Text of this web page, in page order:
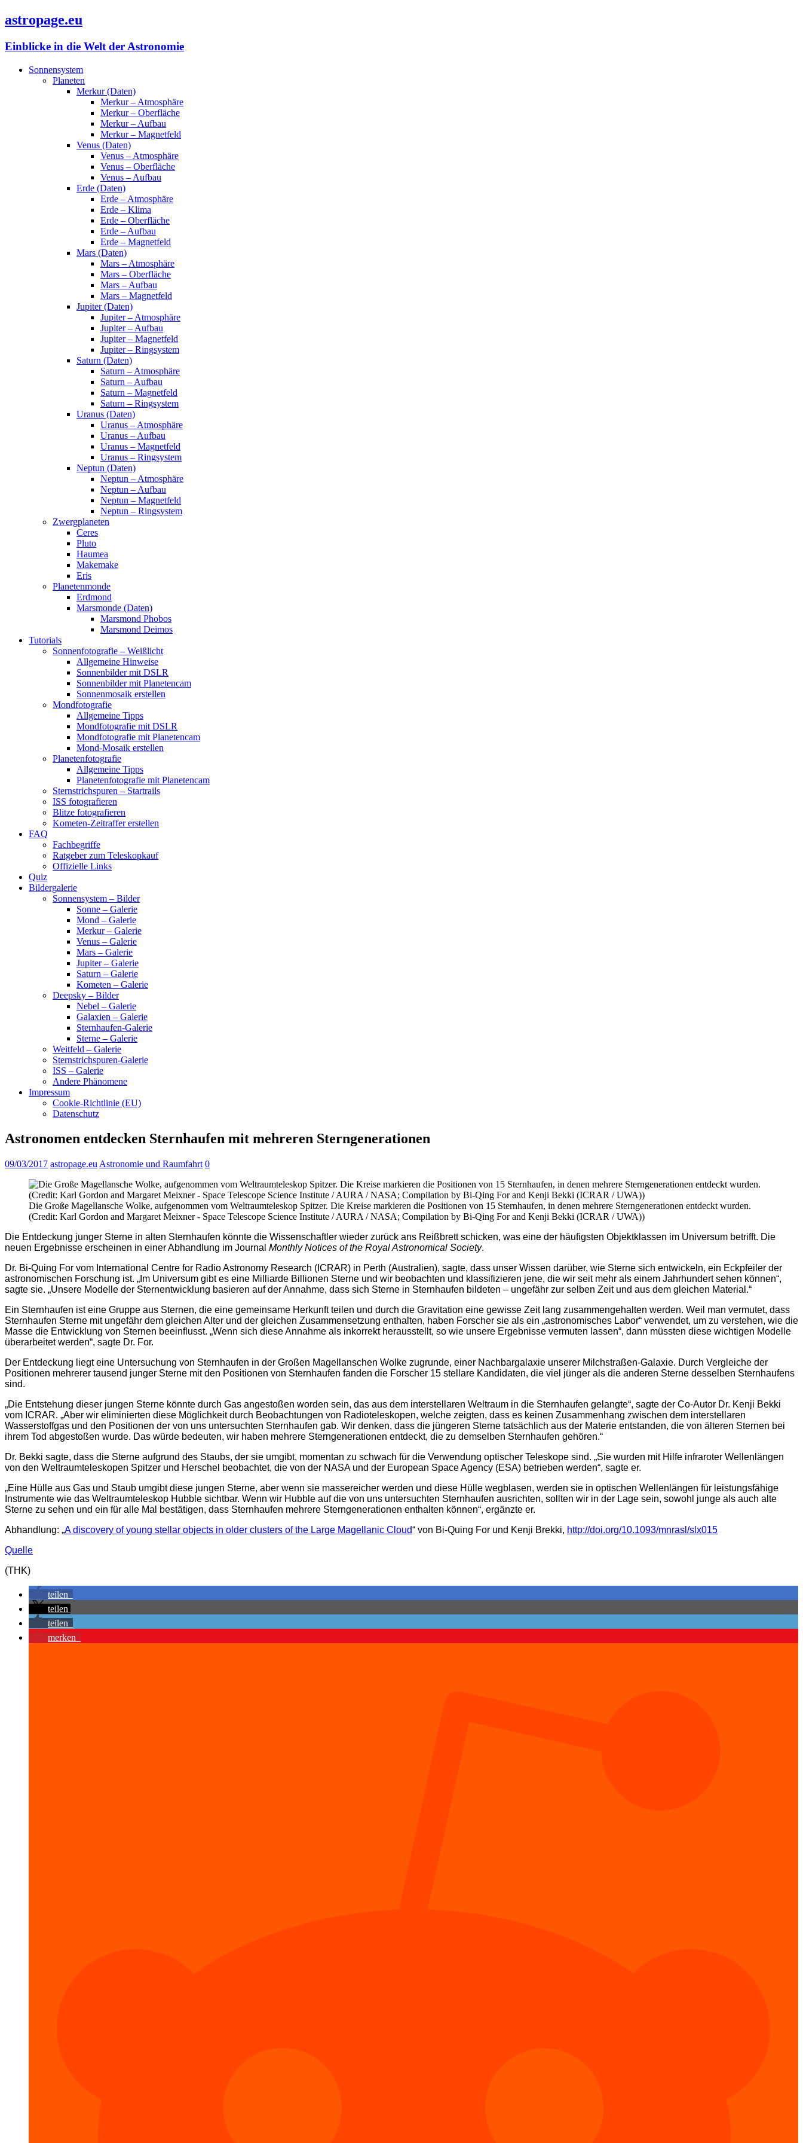
astropage.eu
Einblicke in die Welt der Astronomie
Sonnensystem
Planeten
Merkur (Daten)
Merkur – Atmosphäre
Merkur – Oberfläche
Merkur – Aufbau
Merkur – Magnetfeld
Venus (Daten)
Venus – Atmosphäre
Venus – Oberfläche
Venus – Aufbau
Erde (Daten)
Erde – Atmosphäre
Erde – Klima
Erde – Oberfläche
Erde – Aufbau
Erde – Magnetfeld
Mars (Daten)
Mars – Atmosphäre
Mars – Oberfläche
Mars – Aufbau
Mars – Magnetfeld
Jupiter (Daten)
Jupiter – Atmosphäre
Jupiter – Aufbau
Jupiter – Magnetfeld
Jupiter – Ringsystem
Saturn (Daten)
Saturn – Atmosphäre
Saturn – Aufbau
Saturn – Magnetfeld
Saturn – Ringsystem
Uranus (Daten)
Uranus – Atmosphäre
Uranus – Aufbau
Uranus – Magnetfeld
Uranus – Ringsystem
Neptun (Daten)
Neptun – Atmosphäre
Neptun – Aufbau
Neptun – Magnetfeld
Neptun – Ringsystem
Zwergplaneten
Ceres
Pluto
Haumea
Makemake
Eris
Planetenmonde
Erdmond
Marsmonde (Daten)
Marsmond Phobos
Marsmond Deimos
Tutorials
Sonnenfotografie – Weißlicht
Allgemeine Hinweise
Sonnenbilder mit DSLR
Sonnenbilder mit Planetencam
Sonnenmosaik erstellen
Mondfotografie
Allgemeine Tipps
Mondfotografie mit DSLR
Mondfotografie mit Planetencam
Mond-Mosaik erstellen
Planetenfotografie
Allgemeine Tipps
Planetenfotografie mit Planetencam
Sternstrichspuren – Startrails
ISS fotografieren
Blitze fotografieren
Kometen-Zeitraffer erstellen
FAQ
Fachbegriffe
Ratgeber zum Teleskopkauf
Offizielle Links
Quiz
Bildergalerie
Sonnensystem – Bilder
Sonne – Galerie
Mond – Galerie
Merkur – Galerie
Venus – Galerie
Mars – Galerie
Jupiter – Galerie
Saturn – Galerie
Kometen – Galerie
Deepsky – Bilder
Nebel – Galerie
Galaxien – Galerie
Sternhaufen-Galerie
Sterne – Galerie
Weitfeld – Galerie
Sternstrichspuren-Galerie
ISS – Galerie
Andere Phänomene
Impressum
Cookie-Richtlinie (EU)
Datenschutz
Astronomen entdecken Sternhaufen mit mehreren Sterngenerationen
09/03/2017 astropage.eu Astronomie und Raumfahrt 0
Die Große Magellansche Wolke, aufgenommen vom Weltraumteleskop Spitzer. Die Kreise markieren die Positionen von 15 Sternhaufen, in denen mehrere Sterngenerationen entdeckt wurden.
(Credit: Karl Gordon and Margaret Meixner - Space Telescope Science Institute / AURA / NASA; Compilation by Bi-Qing For and Kenji Bekki (ICRAR / UWA))
Die Entdeckung junger Sterne in alten Sternhaufen könnte die Wissenschaftler wieder zurück ans Reißbrett schicken, was eine der häufigsten Objektklassen im Universum betrifft. Die
neuen Ergebnisse erscheinen in einer Abhandlung im Journal Monthly Notices of the Royal Astronomical Society.
Dr. Bi-Quing For vom International Centre for Radio Astronomy Research (ICRAR) in Perth (Australien), sagte, dass unser Wissen darüber, wie Sterne sich entwickeln, ein Eckpfeiler der
astronomischen Forschung ist. „Im Universum gibt es eine Milliarde Billionen Sterne und wir beobachten und klassifizieren jene, die wir seit mehr als einem Jahrhundert sehen können“,
sagte sie. „Unsere Modelle der Sternentwicklung basieren auf der Annahme, dass sich Sterne in Sternhaufen bildeten – ungefähr zur selben Zeit und aus dem gleichen Material.“
Ein Sternhaufen ist eine Gruppe aus Sternen, die eine gemeinsame Herkunft teilen und durch die Gravitation eine gewisse Zeit lang zusammengehalten werden. Weil man vermutet, dass
Sternhaufen Sterne mit ungefähr dem gleichen Alter und der gleichen Zusammensetzung enthalten, haben Forscher sie als ein „astronomisches Labor“ verwendet, um zu verstehen, wie die
Masse die Entwicklung von Sternen beeinflusst. „Wenn sich diese Annahme als inkorrekt herausstellt, so wie unsere Ergebnisse vermuten lassen“, dann müssten diese wichtigen Modelle
überarbeitet werden“, sagte Dr. For.
Der Entdeckung liegt eine Untersuchung von Sternhaufen in der Großen Magellanschen Wolke zugrunde, einer Nachbargalaxie unserer Milchstraßen-Galaxie. Durch Vergleiche der
Positionen mehrerer tausend junger Sterne mit den Positionen von Sternhaufen fanden die Forscher 15 stellare Kandidaten, die viel jünger als die anderen Sterne desselben Sternhaufens
sind.
„Die Entstehung dieser jungen Sterne könnte durch Gas angestoßen worden sein, das aus dem interstellaren Weltraum in die Sternhaufen gelangte“, sagte der Co-Autor Dr. Kenji Bekki
vom ICRAR. „Aber wir eliminierten diese Möglichkeit durch Beobachtungen von Radioteleskopen, welche zeigten, dass es keinen Zusammenhang zwischen dem interstellaren
Wasserstoffgas und den Positionen der von uns untersuchten Sternhaufen gab. Wir denken, dass die jüngeren Sterne tatsächlich aus der Materie entstanden, die von älteren Sternen bei
ihrem Tod abgestoßen wurde. Das würde bedeuten, wir haben mehrere Sterngenerationen entdeckt, die zu demselben Sternhaufen gehören.“
Dr. Bekki sagte, dass die Sterne aufgrund des Staubs, der sie umgibt, momentan zu schwach für die Verwendung optischer Teleskope sind. „Sie wurden mit Hilfe infraroter Wellenlängen
von den Weltraumteleskopen Spitzer und Herschel beobachtet, die von der NASA und der European Space Agency (ESA) betrieben werden“, sagte er.
„Eine Hülle aus Gas und Staub umgibt diese jungen Sterne, aber wenn sie massereicher werden und diese Hülle wegblasen, werden sie in optischen Wellenlängen für leistungsfähige
Instrumente wie das Weltraumteleskop Hubble sichtbar. Wenn wir Hubble auf die von uns untersuchten Sternhaufen ausrichten, sollten wir in der Lage sein, sowohl junge als auch alte
Sterne zu sehen und ein für alle Mal bestätigen, dass Sternhaufen mehrere Sterngenerationen enthalten können“, ergänzte er.
Abhandlung: „A discovery of young stellar objects in older clusters of the Large Magellanic Cloud“ von Bi-Quing For und Kenji Brekki, http://doi.org/10.1093/mnrasl/slx015
Quelle
(THK)
teilen
teilen
teilen
merken